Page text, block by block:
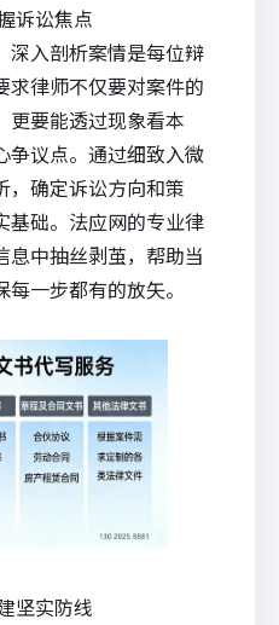
诉讼焦点
深入剖析案情是每位辩
求律师不仅要对案件的
更要能透过现象看本
争议点。通过细致入微
，确定诉讼方向和策
础。 法应网的专业律
息中抽丝剥茧，帮助当
一步都有的放矢。
坚实防线